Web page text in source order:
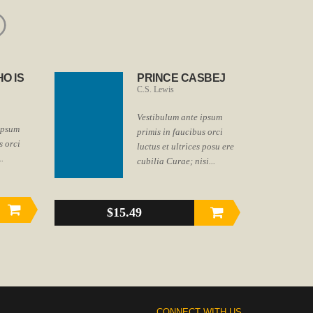
IS
orci
PRINCE CASBEJ
C.S. Lewis
Vestibulum ante ipsum
primis in faucibus orci
luctus et ultrices posu ere
cubilia Curae; nisi...
$15.49